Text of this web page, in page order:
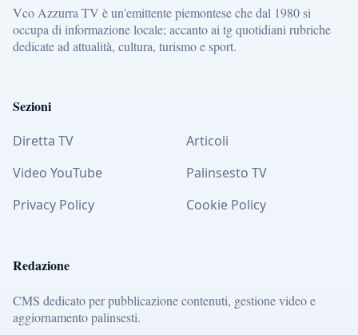
Vco Azzurra TV è un'emittente piemontese che dal 1980 si
occupa di informazione locale; accanto ai tg quotidiani rubriche
dedicate ad attualità, cultura, turismo e sport.
Sezioni
Diretta TV
Articoli
Video YouTube
Palinsesto TV
Privacy Policy
Cookie Policy
Redazione
CMS dedicato per pubblicazione contenuti, gestione video e
aggiornamento palinsesti.